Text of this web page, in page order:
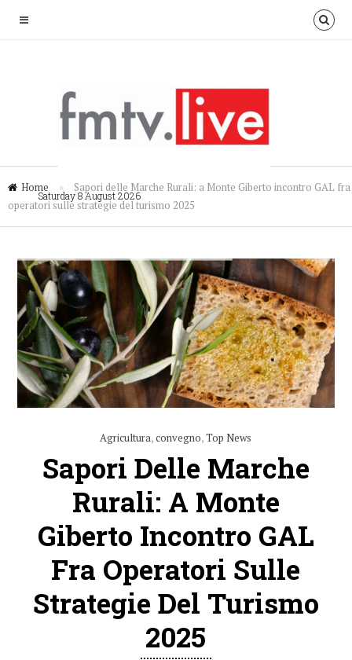
Saturday 8 August 2026
Home »
Sapori delle Marche Rurali: a Monte Giberto incontro GAL fra
operatori sulle strategie del turismo 2025
Agricultura,convegno,Top News
Sapori Delle Marche
Rurali: A Monte
Giberto Incontro GAL
Fra Operatori Sulle
Strategie Del Turismo
2025